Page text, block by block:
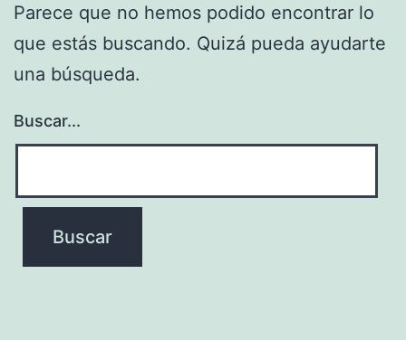
Parece que no hemos podido encontrar lo
que estás buscando. Quizá pueda ayudarte
una búsqueda.
Buscar...